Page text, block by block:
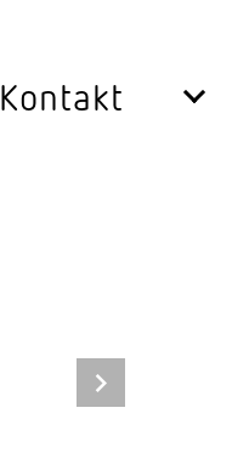
Kontakt